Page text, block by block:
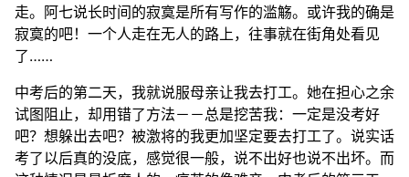
走。阿七说长时间的寂寞是所有写作的滥觞。或许我的确是
寂寞的吧！一个人走在无人的路上，往事就在街角处看见
了……
中考后的第二天，我就说服母亲让我去打工。她在担心之余
试图阻止，却用错了方法－－总是挖苦我：一定是没考好
吧？想躲出去吧？被激将的我更加坚定要去打工了。说实话
考了以后真的没底，感觉很一般，说不出好也说不出坏。而